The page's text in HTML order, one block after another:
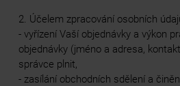
2. Účelem zpracování osobních
- vyřízení Vaší objednávky a výkon
objednávky (jméno a adresa,
správce plnit,
- zasílání obchodních sdělení a